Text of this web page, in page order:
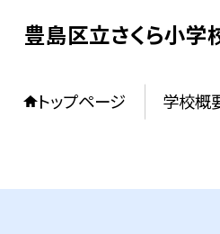
豊島区立さくら小学
トップページ 学校概